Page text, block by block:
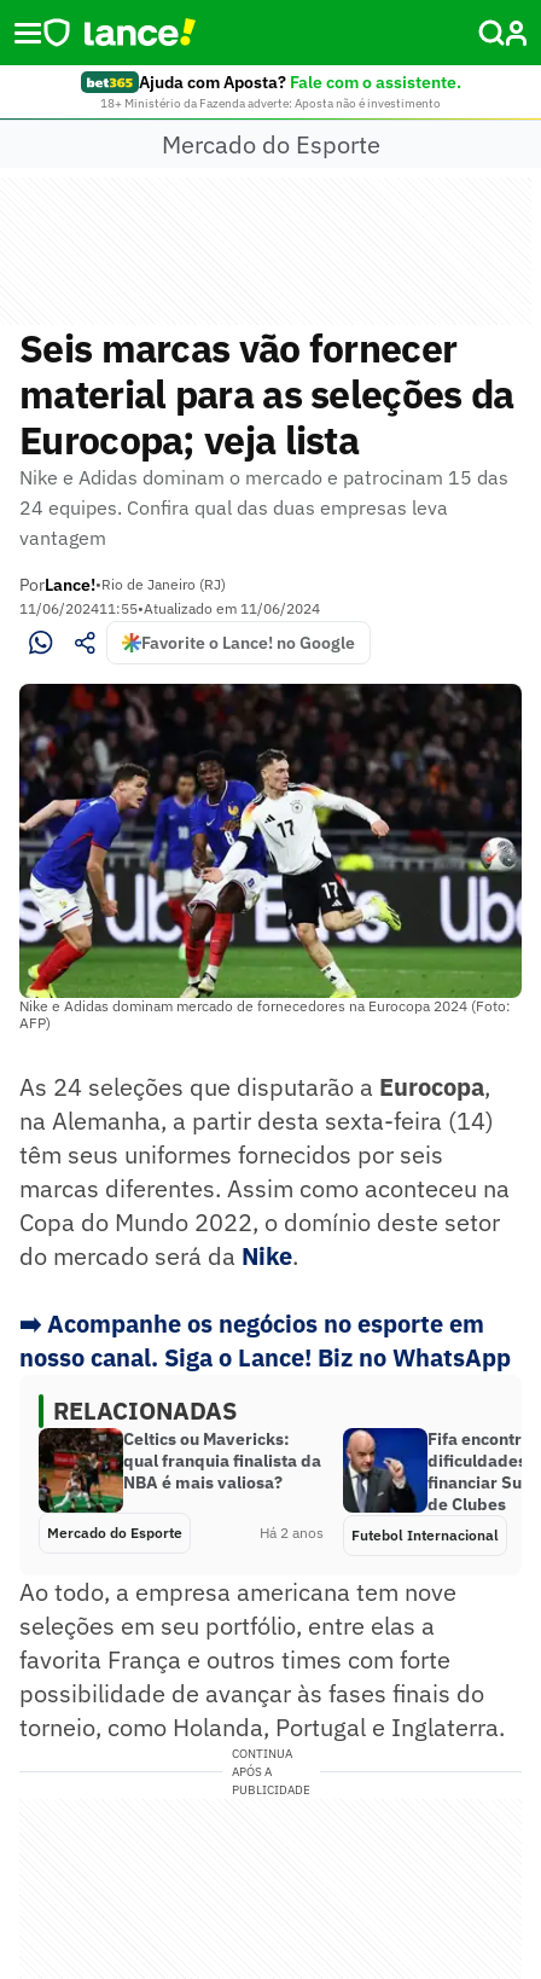
Ajuda com Aposta? Fale com o assistente.
18+ Ministério da Fazenda adverte: Aposta não é investimento
Mercado do Esporte
Seis marcas vão fornecer
material para as seleções da
Eurocopa; veja lista
Nike e Adidas dominam o mercado e patrocinam 15 das
24 equipes. Confira qual das duas empresas leva
vantagem
PorLance!•Rio de Janeiro (RJ)
11/06/202411:55•Atualizado em 11/06/2024
Favorite o Lance! no Google
Nike e Adidas dominam mercado de fornecedores na Eurocopa 2024 (Foto:
AFP)
As 24 seleções que disputarão a Eurocopa,
na Alemanha, a partir desta sexta-feira (14)
têm seus uniformes fornecidos por seis
marcas diferentes. Assim como aconteceu na
Copa do Mundo 2022, o domínio deste setor
do mercado será da Nike.
➡️Acompanhe os negócios no esporte em
nosso canal. Siga o Lance! Biz no WhatsApp
RELACIONADAS
Celtics ou Mavericks:
qual franquia finalista da
NBA é mais valiosa?
Mercado do Esporte Há 2 anos
Fifa encontra
dificuldades
financiar
de Clubes
Futebol Internacional
Ao todo, a empresa americana tem nove
seleções em seu portfólio, entre elas a
favorita França e outros times com forte
possibilidade de avançar às fases finais do
torneio, como Holanda, Portugal e Inglaterra.
CONTINUA
APÓS A
PUBLICIDADE